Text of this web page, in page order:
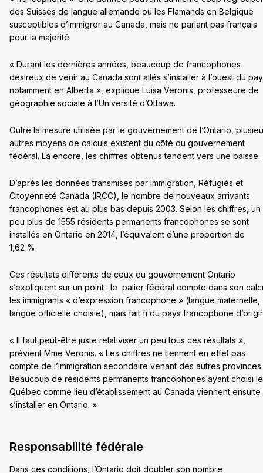
des Suisses de langue allemande ou les Flamands en Belgique
susceptibles d’immigrer au Canada, mais ne parlant pas français
pour la majorité.
« Durant les dernières années, beaucoup de francophones
désireux de venir au Canada sont allés s’installer à l’ouest du
notamment en Alberta », explique Luisa Veronis, professeure de
géographie sociale à l’Université d’Ottawa.
Outre la mesure utilisée par le gouvernement de l’Ontario,
autres moyens de calculs existent du côté du gouvernement
fédéral. Là encore, les chiffres obtenus tendent vers une baisse.
D’après les données transmises par Immigration, Réfugiés et
Citoyenneté Canada (IRCC), le nombre de nouveaux arrivants
francophones est au plus bas depuis 2003. Selon les chiffres, un
peu plus de 1555 résidents permanents francophones se sont
installés en Ontario en 2014, l’équivalent d’une proportion de
1,62 %.
Ces résultats différents de ceux du gouvernement Ontario
s’expliquent sur un point : le palier fédéral compte dans son
les immigrants « d’expression francophone » (langue maternelle,
langue officielle choisie), mais fait fi du pays francophone
« Il faut peut-être juste relativiser un peu tous ces résultats »,
prévient Mme Veronis. « Les chiffres ne tiennent en effet pas
compte de l’immigration secondaire venant des autres provinces.
Beaucoup de résidents permanents francophones ayant choisi le
Québec comme lieu d’établissement au Canada viennent ensuite
s’installer en Ontario. »
Responsabilité fédérale
Dans ces conditions, l’Ontario doit doubler son nombre